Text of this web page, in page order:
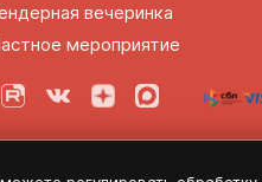
вечеринка
мероприятие